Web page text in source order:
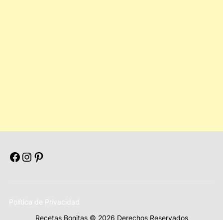
Facebook
Instagram
Pinterest
Política de Privacidad
Recetas Bonitas © 2026 Derechos Reservados